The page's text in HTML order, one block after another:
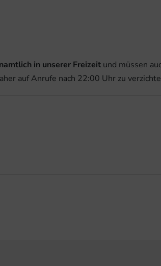
in unserer Freizeitund müssen
auf Anrufe nach 22:00 Uhr zu